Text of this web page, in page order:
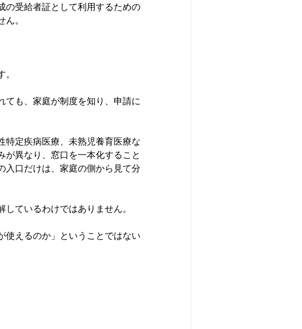
の受給者証として利用するための
。
ても、家庭が制度を知り、申請に
特定疾病医療、未熟児養育医療な
異なり、窓口を一本化すること
入口だけは、家庭の側から見て分
ているわけではありません。
使えるのか」ということではない